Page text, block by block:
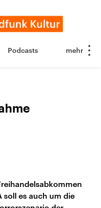
Podcasts
soll es auch um die